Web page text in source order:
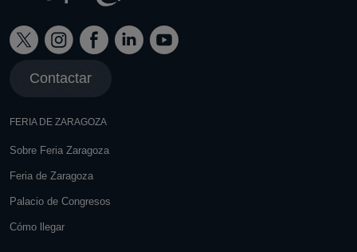
Contactar
FERIA DE ZARAGOZA
Sobre Feria Zaragoza
Feria de Zaragoza
Palacio de Congresos
Cómo llegar